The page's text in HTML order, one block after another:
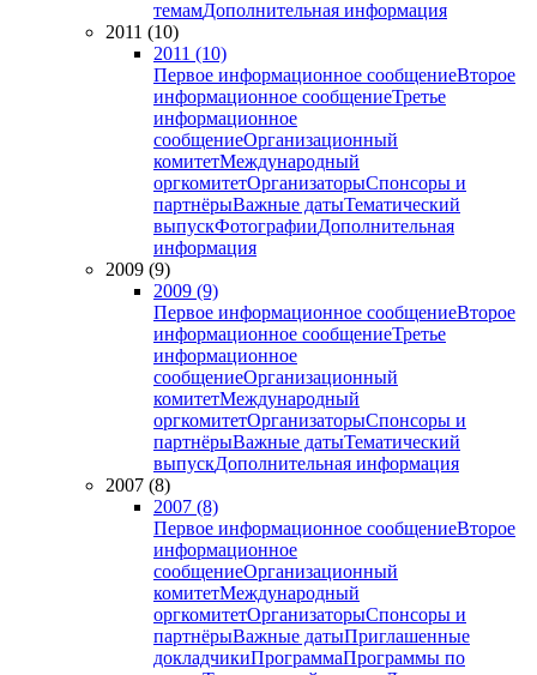
темамДополнительная информация
2011 (10)
2011 (10)
Первое информационное сообщениеВторое
информационное сообщениеТретье
информационное
сообщениеОрганизационный
комитетМеждународный
оргкомитетОрганизаторыСпонсоры и
партнёрыВажные датыТематический
выпускФотографииДополнительная
информация
2009 (9)
2009 (9)
Первое информационное сообщениеВторое
информационное сообщениеТретье
информационное
сообщениеОрганизационный
комитетМеждународный
оргкомитетОрганизаторыСпонсоры и
партнёрыВажные датыТематический
выпускДополнительная информация
2007 (8)
2007 (8)
Первое информационное сообщениеВторое
информационное
сообщениеОрганизационный
комитетМеждународный
оргкомитетОрганизаторыСпонсоры и
партнёрыВажные датыПриглашенные
докладчикиПрограммаПрограммы по